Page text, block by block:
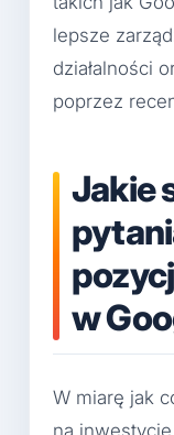
lepsze
działalności
poprzez
Jakie
w
W miarę jak
na